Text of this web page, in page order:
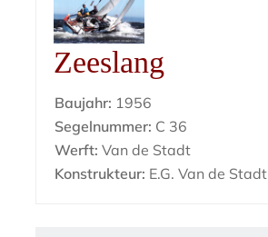
Zeeslang
Baujahr: 1956
Segelnummer: C 36
Werft: Van de Stadt
Konstrukteur: E.G. Van de Stadt